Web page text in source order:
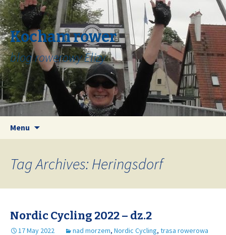
Kocham rower
blog rowerowy Elizy
Menu
Tag Archives: Heringsdorf
Nordic Cycling 2022 – dz.2
17 May 2022 nad morzem, Nordic Cycling, trasa rowerowa